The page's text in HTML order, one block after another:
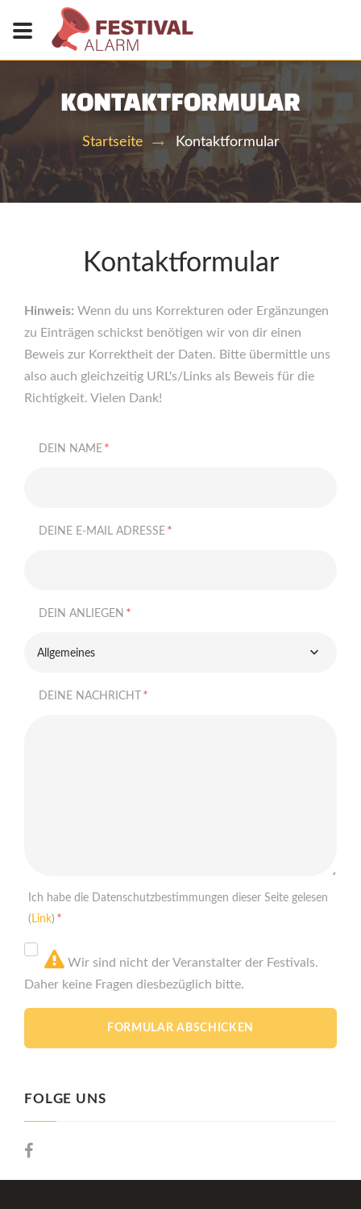
KONTAKTFORMULAR
Startseite Kontaktformular
Kontaktformular
Hinweis: Wenn du uns Korrekturen oder Ergänzungen
zu Einträgen schickst benötigen wir von dir einen
Beweis zur Korrektheit der Daten. Bitte übermittle uns
also auch gleichzeitig URL's/Links als Beweis für die
Richtigkeit. Vielen Dank!
DEIN NAME *
DEINE E-MAIL ADRESSE *
DEIN ANLIEGEN *
Allgemeines
DEINE NACHRICHT *
Ich habe die Datenschutzbestimmungen dieser Seite gelesen
( Link) *
Wir sind nicht der Veranstalter der Festivals.
Daher keine Fragen diesbezüglich bitte.
FOLGE UNS